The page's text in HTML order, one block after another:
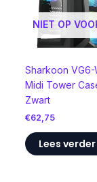
NIET OP
Sharkoon VG6-
Midi Tower
Zwart
€62,75
Lees verder